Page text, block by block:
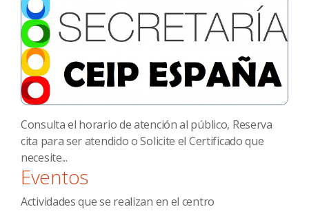
Consulta el horario de atención al público, Reserva
cita para ser atendido o Solicite el Certificado que
necesite...
Eventos
Actividades que se realizan en el centro